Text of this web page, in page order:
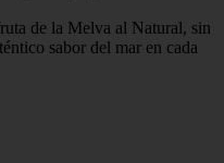
de la Melva al Natural, sin
sabor del mar en cada